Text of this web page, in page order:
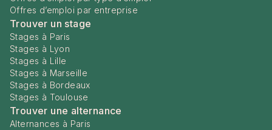
Offres d’emploi par entreprise
Trouver un stage
Stages à Paris
Stages à Lyon
Stages à Lille
Stages à Marseille
Stages à Bordeaux
Stages à Toulouse
Trouver une alternance
Alternances à Paris